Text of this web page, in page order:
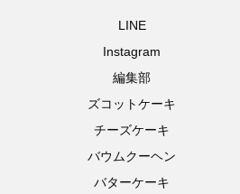
LINE
Instagram
編集部
ズコットケーキ
チーズケーキ
バウムクーヘン
バターケーキ